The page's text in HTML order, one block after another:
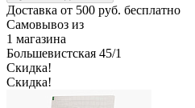
Доставка от 500 руб. бесплатно
Самовывоз из
1 магазина
Большевистская 45/1
Скидка!
Скидка!